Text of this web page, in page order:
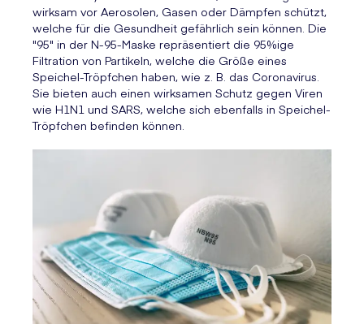
wirksam vor Aerosolen, Gasen oder Dämpfen schützt,
welche für die Gesundheit gefährlich sein können. Die
"95" in der N-95-Maske repräsentiert die 95%ige
Filtration von Partikeln, welche die Größe eines
Speichel-Tröpfchen haben, wie z. B. das Coronavirus.
Sie bieten auch einen wirksamen Schutz gegen Viren
wie H1N1 und SARS, welche sich ebenfalls in Speichel-
Tröpfchen befinden können.